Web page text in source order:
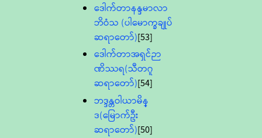
ဒေါက်တာနန္ဒမာလာ
ဘိဝံသ (ပါမောက္ခချုပ်
ဆရာတော်)[53]
ဒေါက်တာအရှင်ဉာ
ဏိဿရ(သီတဂူ
ဆရာတော်)[54]
ဘဒ္ဒန္တဝါယာမိန္
ဒ(မြောက်ဦး
ဆရာတော်)[50]